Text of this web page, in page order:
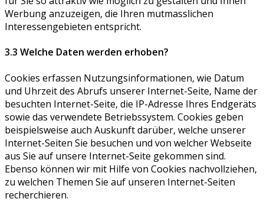
Werbung anzuzeigen, die Ihren mutmasslichen
Interessengebieten entspricht.
3.3 Welche Daten werden erhoben?
Cookies erfassen Nutzungsinformationen, wie Datum
und Uhrzeit des Abrufs unserer Internet-Seite, Name der
besuchten Internet-Seite, die IP-Adresse Ihres Endgeräts
sowie das verwendete Betriebssystem. Cookies geben
beispielsweise auch Auskunft darüber, welche unserer
Internet-Seiten Sie besuchen und von welcher Webseite
aus Sie auf unsere Internet-Seite gekommen sind.
Ebenso können wir mit Hilfe von Cookies nachvollziehen,
zu welchen Themen Sie auf unseren Internet-Seiten
recherchieren.